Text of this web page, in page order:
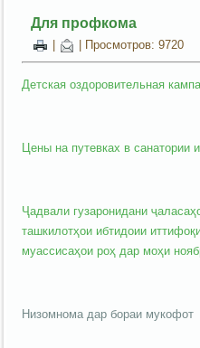
Для профкома
| Просмотров: 9720
Детская оздоровительная
Цены на путевках в санатории
Ҷадвали гузаронидани
ташкилотҳои ибтидоии
муассисаҳои роҳ дар моҳи
Низомнома дар бораи мукофот